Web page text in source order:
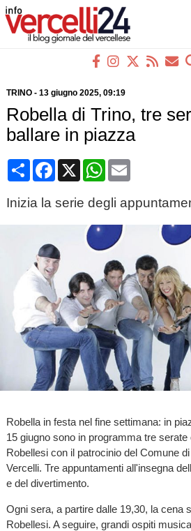
TRINO- 13 giugno 2025, 09:19
Robella di Trino, tre
ballare in piazza
CondividiFacebook
X WhatsApp
Email
Inizia la serie degli
Robella in festa nel fine settimana: in
15 giugno sono in programma tre
Robellesi con il patrocinio del Comune
Vercelli. Tre appuntamenti all'insegna
e del divertimento.
Ogni sera, a partire dalle 19,30, la cena
Robellesi. A seguire, grandi ospiti